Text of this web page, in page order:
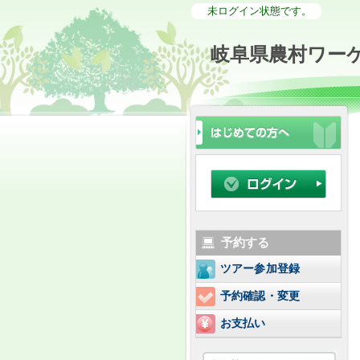
未ログイン状態です。
岐阜県農村ワー
予約する
ツアー参加登録
予約確認・変更
お支払い